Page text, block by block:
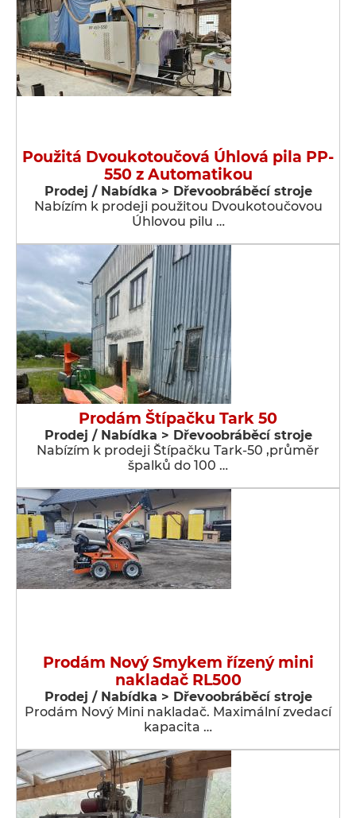
Použitá Dvoukotoučová Úhlová pila PP-
550 z Automatikou
Prodej / Nabídka > Dřevoobráběcí stroje
Nabízím k prodeji použitou Dvoukotoučovou
Úhlovou pilu …
Prodám Štípačku Tark 50
Prodej / Nabídka > Dřevoobráběcí stroje
Nabízím k prodeji Štípačku Tark-50 ,průměr
špalků do 100 …
Prodám Nový Smykem řízený mini
nakladač RL500
Prodej / Nabídka > Dřevoobráběcí stroje
Prodám Nový Mini nakladač. Maximální zvedací
kapacita …